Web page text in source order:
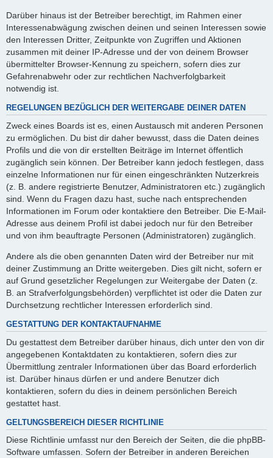
Darüber hinaus ist der Betreiber berechtigt, im Rahmen einer
Interessenabwägung zwischen deinen und seinen Interessen sowie
den Interessen Dritter, Zeitpunkte von Zugriffen und Aktionen
zusammen mit deiner IP-Adresse und der von deinem Browser
übermittelter Browser-Kennung zu speichern, sofern dies zur
Gefahrenabwehr oder zur rechtlichen Nachverfolgbarkeit
notwendig ist.
REGELUNGEN BEZÜGLICH DER WEITERGABE DEINER DATEN
Zweck eines Boards ist es, einen Austausch mit anderen Personen
zu ermöglichen. Du bist dir daher bewusst, dass die Daten deines
Profils und die von dir erstellten Beiträge im Internet öffentlich
zugänglich sein können. Der Betreiber kann jedoch festlegen, dass
einzelne Informationen nur für einen eingeschränkten Nutzerkreis
(z. B. andere registrierte Benutzer, Administratoren etc.) zugänglich
sind. Wenn du Fragen dazu hast, suche nach entsprechenden
Informationen im Forum oder kontaktiere den Betreiber. Die E-Mail-
Adresse aus deinem Profil ist dabei jedoch nur für den Betreiber
und von ihm beauftragte Personen (Administratoren) zugänglich.
Andere als die oben genannten Daten wird der Betreiber nur mit
deiner Zustimmung an Dritte weitergeben. Dies gilt nicht, sofern er
auf Grund gesetzlicher Regelungen zur Weitergabe der Daten (z.
B. an Strafverfolgungsbehörden) verpflichtet ist oder die Daten zur
Durchsetzung rechtlicher Interessen erforderlich sind.
GESTATTUNG DER KONTAKTAUFNAHME
Du gestattest dem Betreiber darüber hinaus, dich unter den von dir
angegebenen Kontaktdaten zu kontaktieren, sofern dies zur
Übermittlung zentraler Informationen über das Board erforderlich
ist. Darüber hinaus dürfen er und andere Benutzer dich
kontaktieren, sofern du dies in deinem persönlichen Bereich
gestattet hast.
GELTUNGSBEREICH DIESER RICHTLINIE
Diese Richtlinie umfasst nur den Bereich der Seiten, die die phpBB-
Software umfassen. Sofern der Betreiber in anderen Bereichen